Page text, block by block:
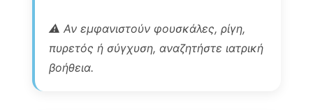
⚠️ Αν εμφανιστούν φουσκάλες, ρίγη,
πυρετός ή σύγχυση, αναζητήστε ιατρική
βοήθεια.